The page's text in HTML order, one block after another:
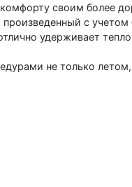
своим более
с
удерживает
не только